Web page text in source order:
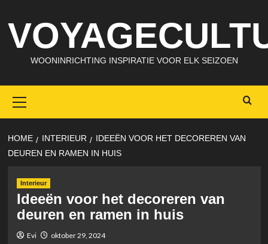
to
content
WOONINRICHTING INSPIRATIE VOOR ELK SEIZOEN
Menu
HOME INTERIEUR
IDEEËN VOOR HET DECOREREN VAN
DEUREN EN RAMEN IN HUIS
Interieur
Ideeën voor het decoreren van
deuren en ramen in huis
Evi oktober 29, 2024